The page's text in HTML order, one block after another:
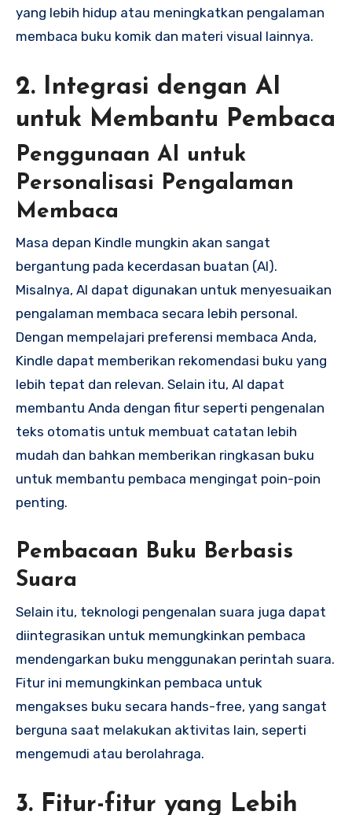
yang lebih hidup atau meningkatkan pengalaman
membaca buku komik dan materi visual lainnya.
2. Integrasi dengan AI
untuk Membantu Pembaca
Penggunaan AI untuk
Personalisasi Pengalaman
Membaca
Masa depan Kindle mungkin akan sangat
bergantung pada kecerdasan buatan (AI).
Misalnya, AI dapat digunakan untuk menyesuaikan
pengalaman membaca secara lebih personal.
Dengan mempelajari preferensi membaca Anda,
Kindle dapat memberikan rekomendasi buku yang
lebih tepat dan relevan. Selain itu, AI dapat
membantu Anda dengan fitur seperti pengenalan
teks otomatis untuk membuat catatan lebih
mudah dan bahkan memberikan ringkasan buku
untuk membantu pembaca mengingat poin-poin
penting.
Pembacaan Buku Berbasis
Suara
Selain itu, teknologi pengenalan suara juga dapat
diintegrasikan untuk memungkinkan pembaca
mendengarkan buku menggunakan perintah suara.
Fitur ini memungkinkan pembaca untuk
mengakses buku secara hands-free, yang sangat
berguna saat melakukan aktivitas lain, seperti
mengemudi atau berolahraga.
3. Fitur-fitur yang Lebih